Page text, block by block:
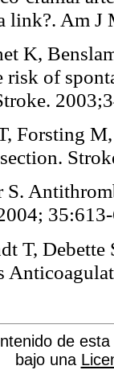
link?. Am
K,
of
Forsting
S.
T,
de
bajo una